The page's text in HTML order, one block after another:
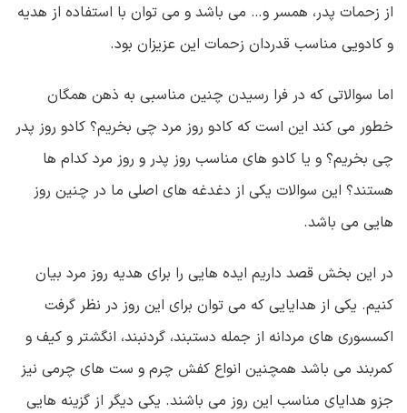
از زحمات پدر، همسر و… می باشد و می توان با استفاده از هدیه
و کادویی مناسب قدردان زحمات این عزیزان بود.
اما سوالاتی که در فرا رسیدن چنین مناسبی به ذهن همگان
خطور می کند این است که کادو روز مرد چی بخریم؟ کادو روز پدر
چی بخریم؟ و یا کادو های مناسب روز پدر و روز مرد کدام ها
هستند؟ این سوالات یکی از دغدغه های اصلی ما در چنین روز
هایی می باشد.
در این بخش قصد داریم ایده هایی را برای هدیه روز مرد بیان
کنیم. یکی از هدایایی که می توان برای این روز در نظر گرفت
اکسسوری های مردانه از جمله دستبند، گردنبند، انگشتر و کیف و
کمربند می باشد همچنین انواع کفش چرم و ست های چرمی نیز
جزو هدایای مناسب این روز می باشند. یکی دیگر از گزینه هایی